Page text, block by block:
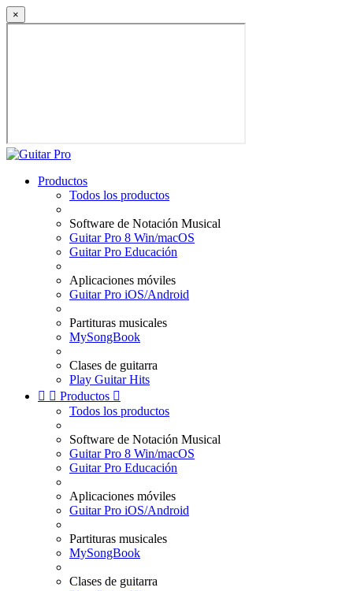
×
Productos
Todos los productos
Software de Notación Musical
Guitar Pro 8 Win/macOS
Guitar Pro Educación
Aplicaciones móviles
Guitar Pro iOS/Android
Partituras musicales
MySongBook
Clases de guitarra
Play Guitar Hits
  Productos 
Todos los productos
Software de Notación Musical
Guitar Pro 8 Win/macOS
Guitar Pro Educación
Aplicaciones móviles
Guitar Pro iOS/Android
Partituras musicales
MySongBook
Clases de guitarra